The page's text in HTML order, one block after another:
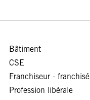
Bâtiment
CSE
Franchiseur - franchisé
Profession libérale